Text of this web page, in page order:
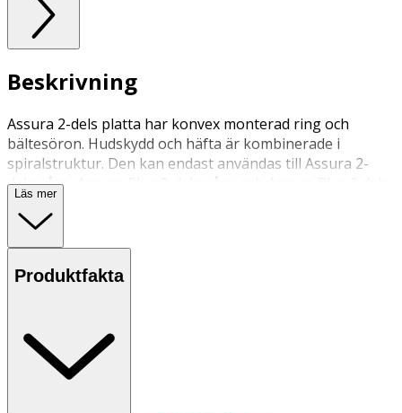
Beskrivning
Assura 2-dels platta har konvex monterad ring och
bältesöron. Hudskydd och häfta är kombinerade i
spiralstruktur. Den kan endast användas till Assura 2-
dels påse, Assura Plus 2-dels påse och Assura Plus 2 dels
påse med Hide–away utlopp. Konvexiteten är avsedd att
minska läckagerisken vid t.ex. indragen stomi, stomi i
hudplanet eller ojämnheter i huden. Kan bäras med bälte.
Läs mer
Produktfakta